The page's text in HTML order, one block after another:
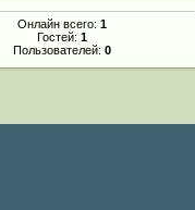
Онлайн всего: 1
Гостей: 1
Пользователей: 0